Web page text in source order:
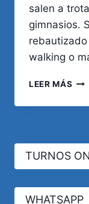
salen a
gimnasios.
walking o
LEER MÁS
O
TURNOS
WHATSAPP